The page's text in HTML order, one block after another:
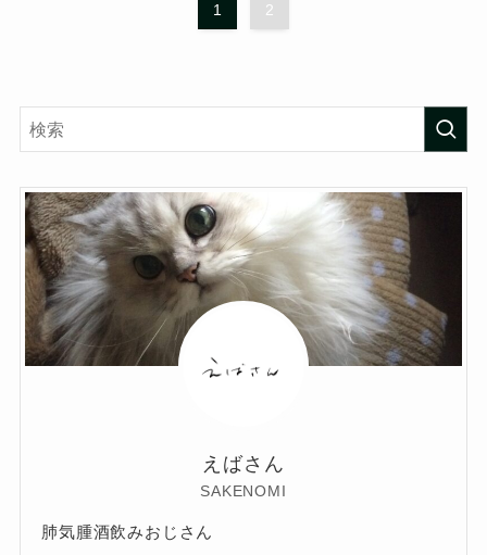
1 2
えばさん
SAKENOMI
肺気腫酒飲みおじさん